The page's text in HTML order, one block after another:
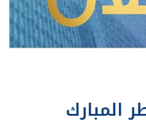
المبارك